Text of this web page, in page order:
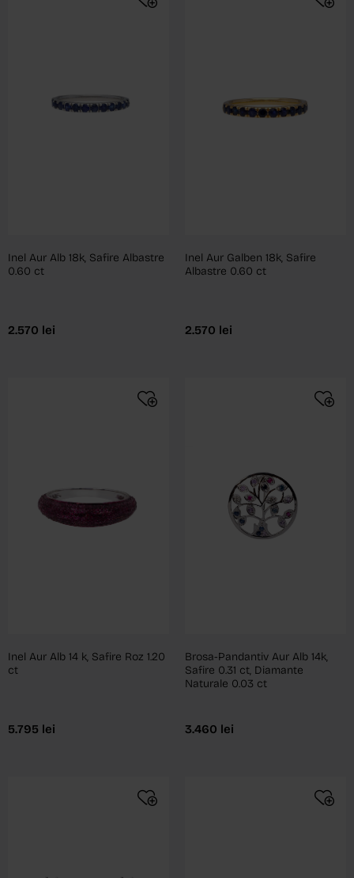
Inel Aur Alb 18k, Safire Albastre
0.60 ct
2.570 lei
Inel Aur Galben 18k, Safire
Albastre 0.60 ct
2.570 lei
Inel Aur Alb 14 k, Safire Roz 1.20
ct
5.795 lei
Brosa-Pandantiv Aur Alb 14k,
Safire 0.31 ct, Diamante
Naturale 0.03 ct
3.460 lei